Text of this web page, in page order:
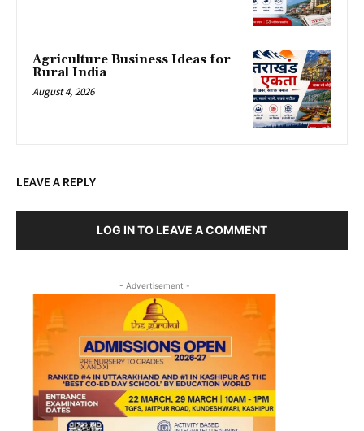
Agriculture Business Ideas for
Rural India
August 4, 2026
LEAVE A REPLY
LOG IN TO LEAVE A COMMENT
- Advertisement -